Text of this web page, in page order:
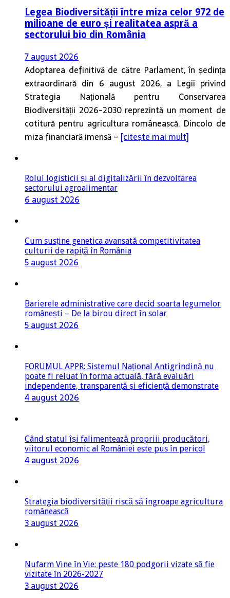
Legea Biodiversității între miza celor 972 de
milioane de euro și realitatea aspră a
sectorului bio din România
7 august 2026
Adoptarea definitivă de către Parlament, în ședința
extraordinară din 6 august 2026, a Legii privind
Strategia Națională pentru Conservarea
Biodiversității 2026-2030 reprezintă un moment de
cotitură pentru agricultura românească. Dincolo de
miza financiară imensă – [citește mai mult]
Rolul logisticii și al digitalizării în dezvoltarea
sectorului agroalimentar
6 august 2026
Cum susține genetica avansată competitivitatea
culturii de rapiță în România
5 august 2026
Barierele administrative care decid soarta legumelor
românești – De la birou direct în solar
5 august 2026
FORUMUL APPR: Sistemul Național Antigrindină nu
poate fi reluat în forma actuală, fără evaluări
independente, transparență și eficiență demonstrate
4 august 2026
Când statul își falimentează propriii producători,
viitorul economic al României este pus în pericol
4 august 2026
Strategia biodiversității riscă să îngroape agricultura
românească
3 august 2026
Nufarm Vine în Vie: peste 180 podgorii vizate să fie
vizitate în 2026-2027
3 august 2026